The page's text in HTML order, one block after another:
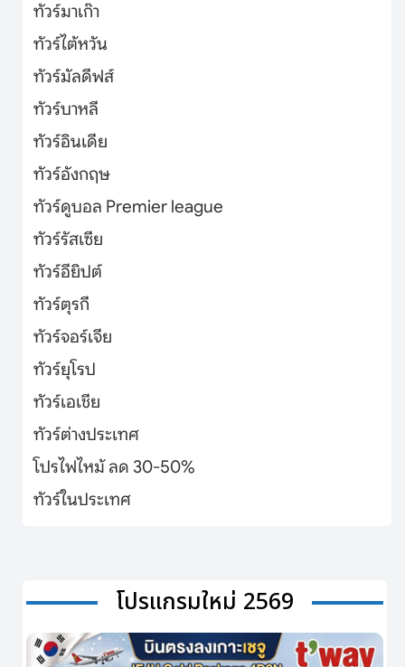
ทัวร์มาเก๊า
ทัวร์ไต้หวัน
ทัวร์มัลดีฟส์
ทัวร์บาหลี
ทัวร์อินเดีย
ทัวร์อังกฤษ
ทัวร์ดูบอล Premier league
ทัวร์รัสเซีย
ทัวร์อียิปต์
ทัวร์ตุรกี
ทัวร์จอร์เจีย
ทัวร์ยุโรป
ทัวร์เอเชีย
ทัวร์ต่างประเทศ
โปรไฟไหม้ ลด 30-50%
ทัวร์ในประเทศ
โปรแกรมใหม่ 2569